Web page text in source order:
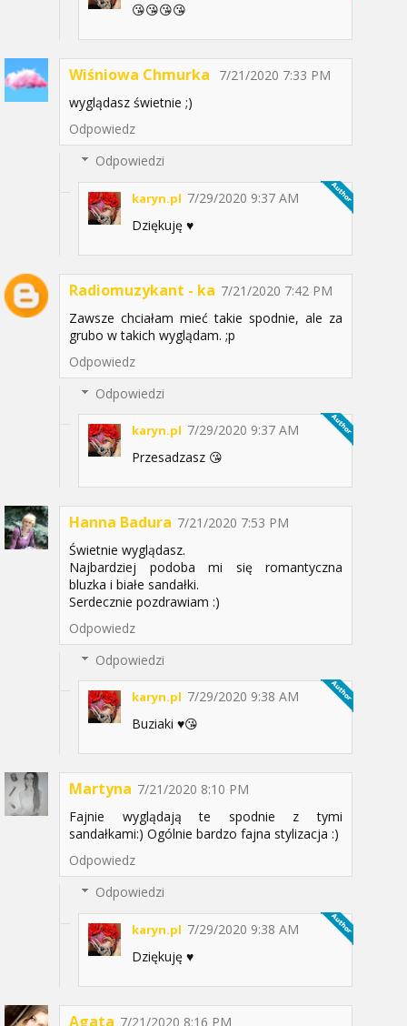
😘😘😘😘
Wiśniowa Chmurka
7/21/2020 7:33 PM
wyglądasz świetnie ;)
Odpowiedz
Odpowiedzi
karyn.pl 7/29/2020 9:37 AM
Dziękuję ♥️
Radiomuzykant - ka 7/21/2020 7:42 PM
Zawsze chciałam mieć takie spodnie, ale za
grubo w takich wyglądam. ;p
Odpowiedz
Odpowiedzi
karyn.pl 7/29/2020 9:37 AM
Przesadzasz 😘
Hanna Badura 7/21/2020 7:53 PM
Świetnie wyglądasz.
Najbardziej podoba mi się romantyczna
bluzka i białe sandałki.
Serdecznie pozdrawiam :)
Odpowiedz
Odpowiedzi
karyn.pl 7/29/2020 9:38 AM
Buziaki ♥️😘
Martyna 7/21/2020 8:10 PM
Fajnie wyglądają te spodnie z tymi
sandałkami:) Ogólnie bardzo fajna stylizacja :)
Odpowiedz
Odpowiedzi
karyn.pl 7/29/2020 9:38 AM
Dziękuję ♥️
Agata 7/21/2020 8:16 PM